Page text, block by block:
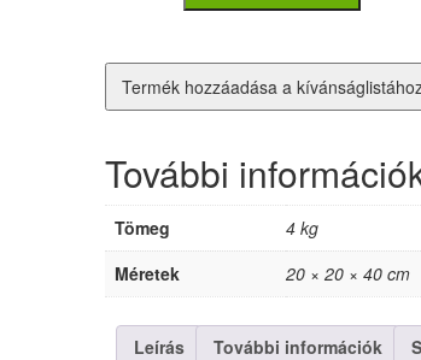
‘Mughus’)
20-
30
mennyiség
Termék hozzáadása a
További
Tömeg
4 kg
Méretek
20 × 20 × 40 cm
Leírás További információk